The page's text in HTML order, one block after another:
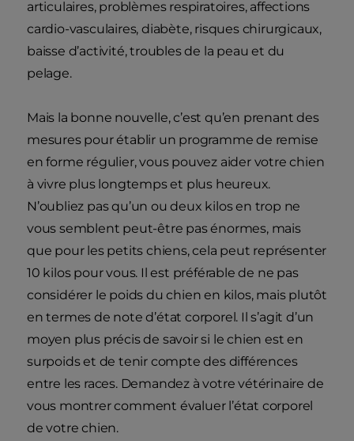
articulaires, problèmes respiratoires, affections
cardio-vasculaires, diabète, risques chirurgicaux,
baisse d’activité, troubles de la peau et du
pelage.
Mais la bonne nouvelle, c’est qu’en prenant des
mesures pour établir un programme de remise
en forme régulier, vous pouvez aider votre chien
à vivre plus longtemps et plus heureux.
N’oubliez pas qu’un ou deux kilos en trop ne
vous semblent peut-être pas énormes, mais
que pour les petits chiens, cela peut représenter
10 kilos pour vous. Il est préférable de ne pas
considérer le poids du chien en kilos, mais plutôt
en termes de note d’état corporel. Il s’agit d’un
moyen plus précis de savoir si le chien est en
surpoids et de tenir compte des différences
entre les races. Demandez à votre vétérinaire de
vous montrer comment évaluer l’état corporel
de votre chien.